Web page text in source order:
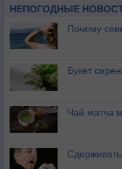
НЕПОГОДНЫЕ
Почему
Букет
Чай матча